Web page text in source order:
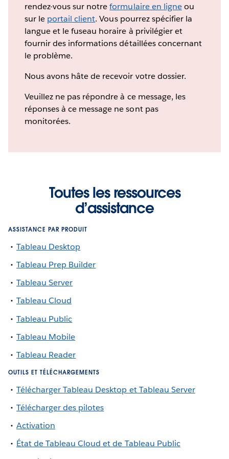
rendez-vous sur notreformulaire en ligneou
sur le portail client. Vous pourrez spécifier la
langue et le fuseau horaire à privilégier et
fournir des informations détaillées concernant
le problème.
Nous avons hâte de recevoir votre dossier.
Veuillez ne pas répondre à ce message, les
réponses à ce message ne sont pas
monitorées.
Toutes les ressources
d’assistance
ASSISTANCE PAR PRODUIT
Tableau Desktop
Tableau Prep Builder
Tableau Server
Tableau Cloud
Tableau Public
Tableau Mobile
Tableau Reader
OUTILS ET TÉLÉCHARGEMENTS
Télécharger Tableau Desktop et Tableau Server
Télécharger des pilotes
Activation
État de Tableau Cloud et de Tableau Public